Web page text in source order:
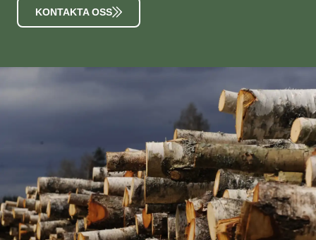
KONTAKTA OSS